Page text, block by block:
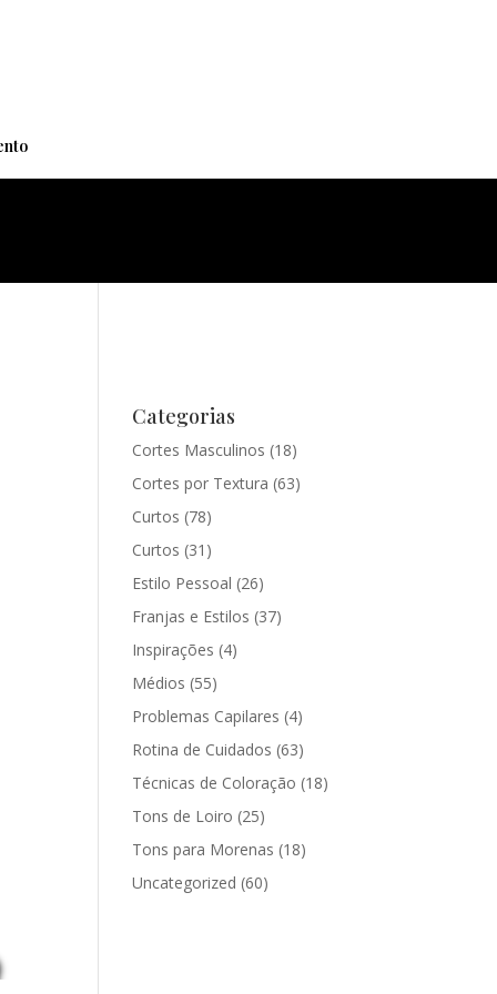
Categorias
Cortes Masculinos (18)
Cortes por Textura (63)
Curtos (78)
Curtos (31)
Estilo Pessoal (26)
Franjas e Estilos (37)
Inspirações (4)
Médios (55)
Problemas Capilares (4)
Rotina de Cuidados (63)
Técnicas de Coloração (18)
Tons de Loiro (25)
Tons para Morenas (18)
Uncategorized (60)